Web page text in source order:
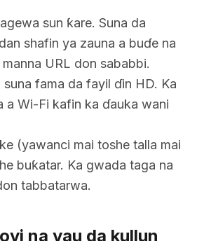
sun ƙare. Suna da
shafin ya zauna a buɗe na
URL don sababbi.
suna fama da fayil ɗin HD. Ka
a Wi-Fi kafin ka ɗauka wani
(yawanci mai toshe talla mai
buƙatar. Ka gwada taga na
tabbatarwa.
na yau da kullun